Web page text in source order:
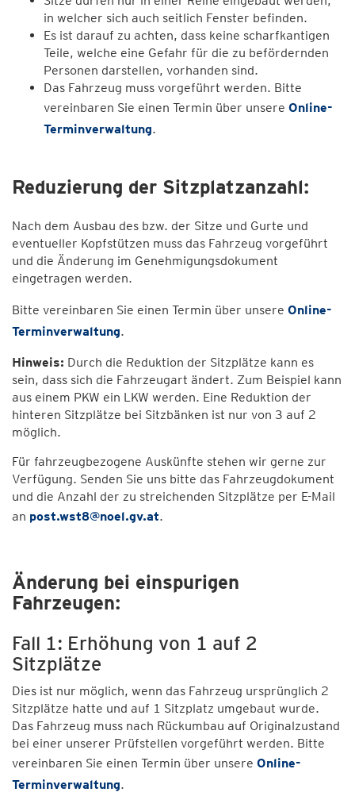
in welcher sich auch seitlich Fenster befinden.
Es ist darauf zu achten, dass keine scharfkantigen
Teile, welche eine Gefahr für die zu befördernden
Personen darstellen, vorhanden sind.
Das Fahrzeug muss vorgeführt werden. Bitte
vereinbaren Sie einen Termin über unsere Online-
Terminverwaltung.
Reduzierung der Sitzplatzanzahl:
Nach dem Ausbau des bzw. der Sitze und Gurte und
eventueller Kopfstützen muss das Fahrzeug vorgeführt
und die Änderung im Genehmigungsdokument
eingetragen werden.
Bitte vereinbaren Sie einen Termin über unsere Online-
Terminverwaltung.
Hinweis: Durch die Reduktion der Sitzplätze kann es
sein, dass sich die Fahrzeugart ändert. Zum Beispiel kann
aus einem PKW ein LKW werden. Eine Reduktion der
hinteren Sitzplätze bei Sitzbänken ist nur von 3 auf 2
möglich.
Für fahrzeugbezogene Auskünfte stehen wir gerne zur
Verfügung. Senden Sie uns bitte das Fahrzeugdokument
und die Anzahl der zu streichenden Sitzplätze per E-Mail
an post.wst8@noel.gv.at.
Änderung bei einspurigen
Fahrzeugen:
Fall 1: Erhöhung von 1 auf 2
Sitzplätze
Dies ist nur möglich, wenn das Fahrzeug ursprünglich 2
Sitzplätze hatte und auf 1 Sitzplatz umgebaut wurde.
Das Fahrzeug muss nach Rückumbau auf Originalzustand
bei einer unserer Prüfstellen vorgeführt werden. Bitte
vereinbaren Sie einen Termin über unsere Online-
Terminverwaltung.